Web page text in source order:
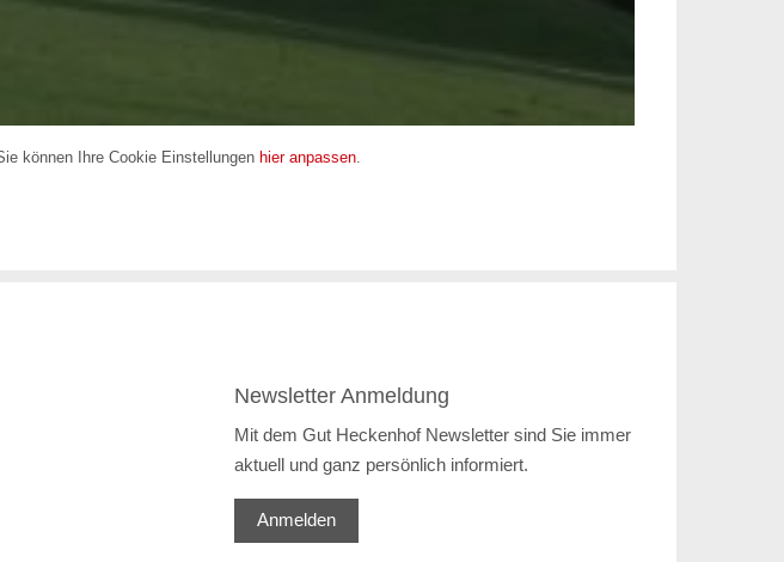
können Ihre Cookie Einstellungen hier anpassen.
Newsletter Anmeldung
Mit dem Gut Heckenhof Newsletter sind Sie immer
aktuell und ganz persönlich informiert.
Anmelden